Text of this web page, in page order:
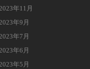
年11月
年9月
年7月
年6月
年5月